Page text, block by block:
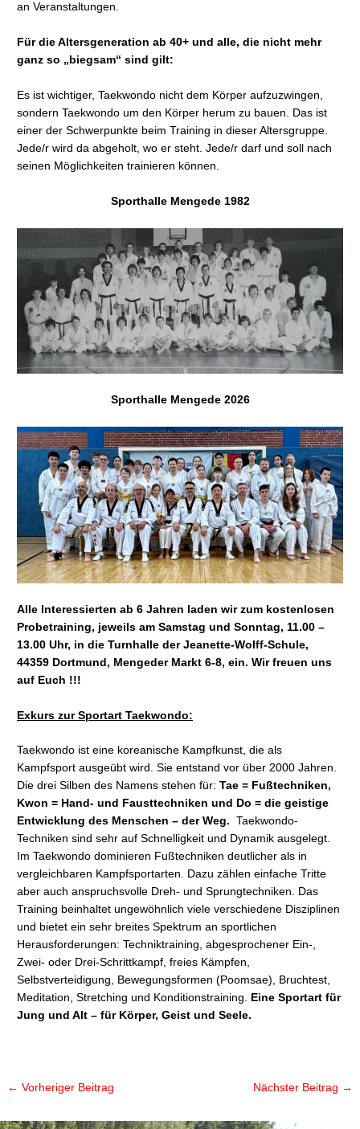
an Veranstaltungen.
Für die Altersgeneration ab 40+ und alle, die nicht mehr
ganz so „biegsam“ sind gilt:
Es ist wichtiger, Taekwondo nicht dem Körper aufzuzwingen,
sondern Taekwondo um den Körper herum zu bauen. Das ist
einer der Schwerpunkte beim Training in dieser Altersgruppe.
Jede/r wird da abgeholt, wo er steht. Jede/r darf und soll nach
seinen Möglichkeiten trainieren können.
Sporthalle Mengede 1982
Sporthalle Mengede 2026
Alle Interessierten ab 6 Jahren laden wir zum kostenlosen
Probetraining, jeweils am Samstag und Sonntag, 11.00 –
13.00 Uhr, in die Turnhalle der Jeanette-Wolff-Schule,
44359 Dortmund, Mengeder Markt 6-8, ein. Wir freuen uns
auf Euch !!!
Exkurs zur Sportart Taekwondo:
Taekwondo ist eine koreanische Kampfkunst, die als
Kampfsport ausgeübt wird. Sie entstand vor über 2000 Jahren.
Die drei Silben des Namens stehen für:Tae = Fußtechniken,
Kwon = Hand- und Fausttechniken und Do = die geistige
Entwicklung des Menschen – der Weg. Taekwondo-
Techniken sind sehr auf Schnelligkeit und Dynamik ausgelegt.
Im Taekwondo dominieren Fußtechniken deutlicher als in
vergleichbaren Kampfsportarten. Dazu zählen einfache Tritte
aber auch anspruchsvolle Dreh- und Sprungtechniken. Das
Training beinhaltet ungewöhnlich viele verschiedene Disziplinen
und bietet ein sehr breites Spektrum an sportlichen
Herausforderungen: Techniktraining, abgesprochener Ein-,
Zwei- oder Drei-Schrittkampf, freies Kämpfen,
Selbstverteidigung, Bewegungsformen (Poomsae), Bruchtest,
Meditation, Stretching und Konditionstraining. Eine Sportart für
Jung und Alt – für Körper, Geist und Seele.
← Vorheriger Beitrag Nächster Beitrag →